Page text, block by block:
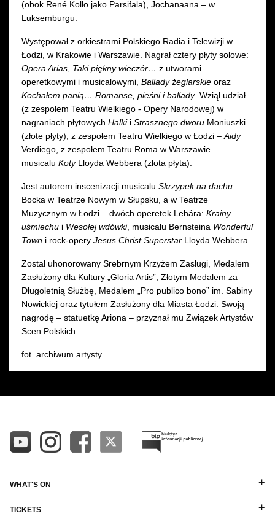
(obok René Kollo jako Parsifala), Jochanaana – w
Luksemburgu.
Występował z orkiestrami Polskiego Radia i Telewizji w
Łodzi, w Krakowie i Warszawie. Nagrał cztery płyty solowe:
Opera Arias Taki piękny wieczór… z utworami
operetkowymi i musicalowymi, Ballady żeglarskie oraz
Kochałem panią… Romanse, pieśni i ballady. Wziął udział
(z zespołem Teatru Wielkiego - Opery Narodowej) w
nagraniach płytowych Halki i Strasznego dworu Moniuszki
(złote płyty), z zespołem Teatru Wielkiego w Łodzi – Aidy
Verdiego, z zespołem Teatru Roma w Warszawie –
musicalu Koty Lloyda Webbera (złota płyta).
Jest autorem inscenizacji musicalu Skrzypek na dachu
Bocka w Teatrze Nowym w Słupsku, a w Teatrze
Muzycznym w Łodzi – dwóch operetek Lehára: Krainy
uśmiechu i Wesołej wdówki, musicalu Bernsteina Wonderful
Town i rock-opery Jesus Christ Superstar Lloyda Webbera.
Został uhonorowany Srebrnym Krzyżem Zasługi, Medalem
Zasłużony dla Kultury „Gloria Artis”, Złotym Medalem za
Długoletnią Służbę, Medalem „Pro publico bono” im. Sabiny
Nowickiej oraz tytułem Zasłużony dla Miasta Łodzi. Swoją
nagrodę – statuetkę Ariona – przyznał mu Związek Artystów
Scen Polskich.
fot. archiwum artysty
WHAT'S ON
TICKETS